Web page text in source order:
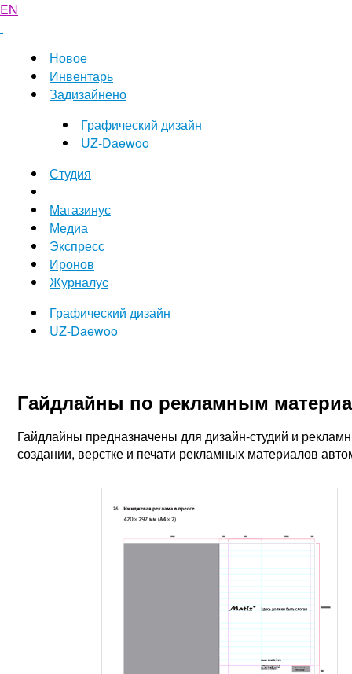
EN
Новое
Инвентарь
Задизайнено
Графический дизайн
UZ-Daewoo
Студия
Магазинус
Медиа
Экспресс
Иронов
Журналус
Графический дизайн
UZ-Daewoo
Гайдлайны по рекламным
Гайдлайны предназначены для дизайн-студий и
создании, верстке и печати рекламных материалов